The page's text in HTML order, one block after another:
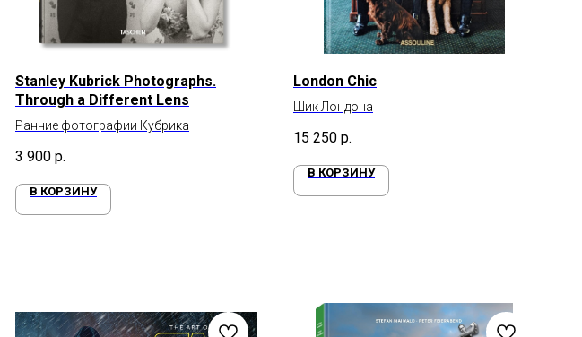
Stanley Kubrick Photographs.
Through a Different Lens
Ранние фотографии Кубрика
3 900 р.
В КОРЗИНУ
London Chic
Шик Лондона
15 250 р.
В КОРЗИНУ